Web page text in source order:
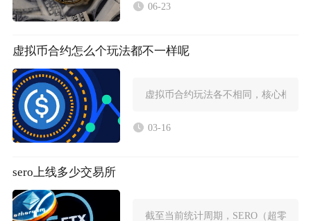
06-23
虚拟币合约怎么个玩法都不一样呢
虚拟币合约玩法各不相同，核心根源
03-16
sero上线多少交易所
截至当前统计周期，SERO（超零币